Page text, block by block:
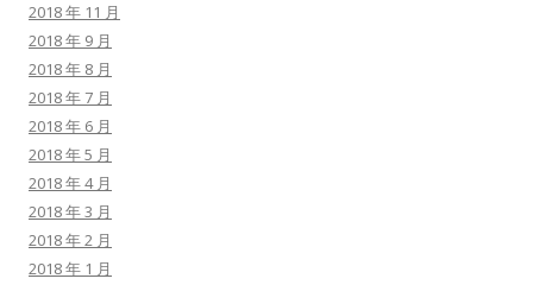
2018 年 11 月
2018 年 9 月
2018 年 8 月
2018 年 7 月
2018 年 6 月
2018 年 5 月
2018 年 4 月
2018 年 3 月
2018 年 2 月
2018 年 1 月